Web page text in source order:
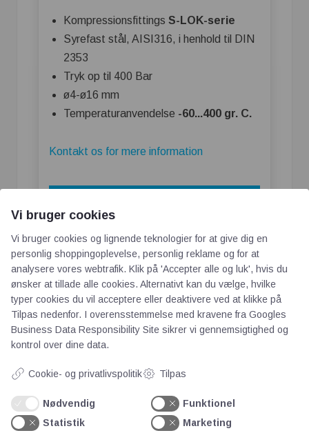
Kompressionsfittings S-LOK-serie
Syrefast stål, AISI316, i henhold til DIN
2353
Tryk op til 400 Bar
ø4-ø16 mm
Temperaturanvendelse -60...400 gr. C.
Kontakt os for mere information
Om os
Vi bruger cookies
Vi bruger cookies og lignende teknologier for at give dig en
personlig shoppingoplevelse, personlig reklame og for at
analysere vores webtrafik. Klik på 'Accepter alle og luk', hvis du
ønsker at tillade alle cookies. Alternativt kan du vælge, hvilke
typer cookies du vil acceptere eller deaktivere ved at klikke på
Tilpas nedenfor. I overensstemmelse med kravene fra Googles
Business Data Responsibility Site sikrer vi gennemsigtighed og
kontrol over dine data.
Cookie- og privatlivspolitik Tilpas
Nødvendig
Funktionel
Statistik
Marketing